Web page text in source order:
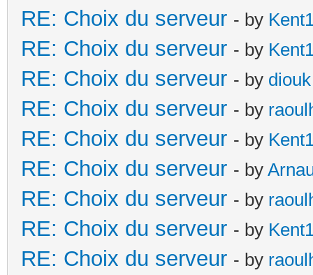
RE: Choix du serveur - by
RE: Choix du serveur - by
RE: Choix du serveur - by diouk
RE: Choix du serveur - by
RE: Choix du serveur - by
RE: Choix du serveur - by
RE: Choix du serveur - by
RE: Choix du serveur - by
RE: Choix du serveur - by